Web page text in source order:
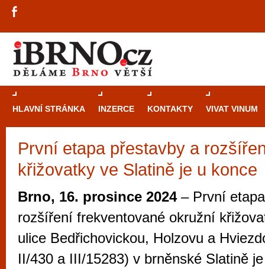
HLAVNÍ STRÁNKA INZERCE KONTAKTY VIVAT VINUM
První etapa přestavby a
křižovatky ve Slatině je u konce
Brno, 16. prosince 2024– První
rozšíření frekventované okružní
ulice Bedřichovickou, Holzovu a
II/430 a III/15283) v brněnské Slatině
Průvodce
Brně: Od
Brno je
zajímavé
restaurace,
Mimo jiné je ale také místem, kde si